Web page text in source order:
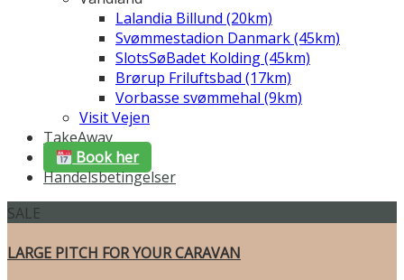
Lalandia Billund (20km)
Svømmestadion Danmark (45km)
SlotsSøBadet Kolding (45km)
Brørup Friluftsbad (17km)
Vorbasse svømmehal (9km)
Visit Vejen
TakeAway
Book her
Handelsbetingelser
SALE
LARGE PITCH FOR YOUR CARAVAN